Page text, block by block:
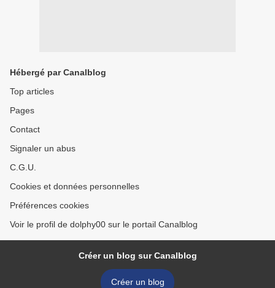
Hébergé par Canalblog
Top articles
Pages
Contact
Signaler un abus
C.G.U.
Cookies et données personnelles
Préférences cookies
Voir le profil de dolphy00 sur le portail Canalblog
Créer un blog sur Canalblog
Créer un blog